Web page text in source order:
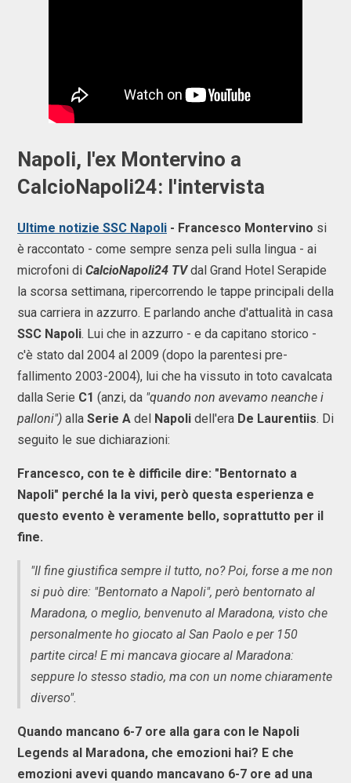
Napoli, l'ex Montervino a
CalcioNapoli24: l'intervista
Ultime notizie SSC Napoli - Francesco Montervino si
è raccontato - come sempre senza peli sulla lingua - ai
microfoni di CalcioNapoli24 TVdal Grand Hotel Serapide
la scorsa settimana, ripercorrendo le tappe principali della
sua carriera in azzurro. E parlando anche d'attualità in casa
SSC Napoli. Lui che in azzurro - e da capitano storico -
c'è stato dal 2004 al 2009 (dopo la parentesi pre-
fallimento 2003-2004), lui che ha vissuto in toto cavalcata
dalla Serie C1 (anzi, da "quando non avevamo neanche i
palloni") alla Serie A del Napoli dell'era De Laurentiis. Di
seguito le sue dichiarazioni:
Francesco, con te è difficile dire: "Bentornato a
Napoli" perché la la vivi, però questa esperienza e
questo evento è veramente bello, soprattutto per il
fine.
"Il fine giustifica sempre il tutto, no? Poi, forse a me non
si può dire: "Bentornato a Napoli", però bentornato al
Maradona, o meglio, benvenuto al Maradona, visto che
personalmente ho giocato al San Paolo e per 150
partite circa! E mi mancava giocare al Maradona:
seppure lo stesso stadio, ma con un nome chiaramente
diverso".
Quando mancano 6-7 ore alla gara con le Napoli
Legends al Maradona, che emozioni hai? E che
emozioni avevi quando mancavano 6-7 ore ad una